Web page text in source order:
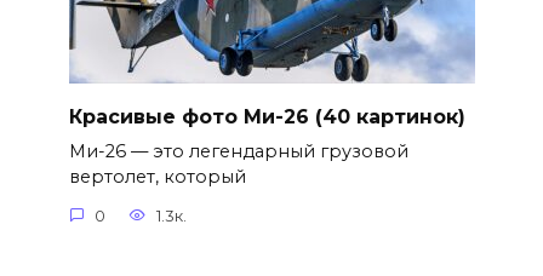
Красивые фото Ми-26 (40 картинок)
Ми-26 — это легендарный грузовой
вертолет, который
0 1.3к.